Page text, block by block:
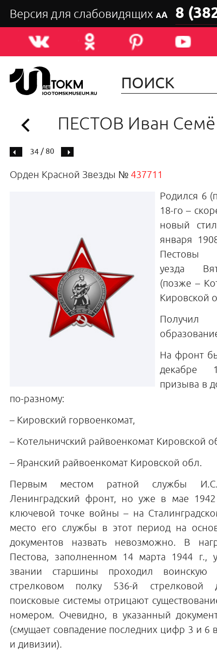
Версия для слабовидящих АА 8
ПЕСТОВ Иван
34 / 80
Орден Красной Звезды № 437711
Родился 6
18-го –
новый
января
Пестовы
уезда
(позже –
Кировской
На фронт
декабре
призыва в
по-разному:
– Кировский горвоенкомат,
– Котельничский райвоенкомат Кировской
– Яранский райвоенкомат Кировской обл.
Первым местом ратной службы
Ленинградский фронт, но уже в мае
ключевой точке войны – на
место его службы в этот период на
документов назвать невозможно. В
Пестова, заполненном 14 марта 1944 г.,
звании старшины проходил
стрелковом полку 536-й стрелковой
поисковые системы отрицают
номером. Очевидно, в указанный
(смущает совпадение последних цифр 3 и 6
и дивизии).